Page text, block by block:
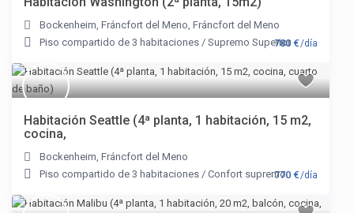
780 €/día
Bockenheim,Fráncfort del Meno,Fráncfort del Meno
Piso compartido de 3 habitaciones /Supremo Superior
770 €/día
Habitación Seattle (4ª planta, 1 habitación, 15 m2,
cocina,
Bockenheim,Fráncfort del Meno
Piso compartido de 3 habitaciones /Confort supremo